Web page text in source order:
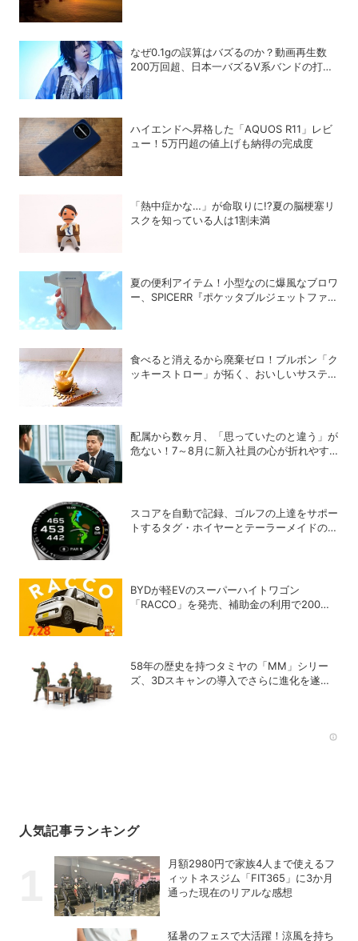
なぜ0.1gの誤算はバズるのか？動画再生数
200万回超、日本一バズるV系バンドの打算
ハイエンドへ昇格した「AQUOS R11」レビ
ュー！5万円超の値上げも納得の完成度
「熱中症かな…」が命取りに!?夏の脳梗塞リ
スクを知っている人は1割未満
夏の便利アイテム！小型なのに爆風なブロワ
ー、SPICERR『ポケッタブルジェットファン
食べると消えるから廃棄ゼロ！ブルボン「ク
ッキーストロー」が拓く、おいしいサステナ
配属から数ヶ月、「思っていたのと違う」が
危ない！7～8月に新入社員の心が折れやす
スコアを自動で記録、ゴルフの上達をサポー
トするタグ・ホイヤーとテーラーメイドのコ
BYDが軽EVのスーパーハイトワゴン
「RACCO」を発売、補助金の利用で200万
58年の歴史を持つタミヤの「MM」シリー
ズ、3Dスキャンの導入でさらに進化を遂げ
人気記事ランキング
月額2980円で家族4人まで使えるフ
ィットネスジム「FIT365」に3か月
通った現在のリアルな感想
猛暑のフェスで大活躍！涼風を持ち